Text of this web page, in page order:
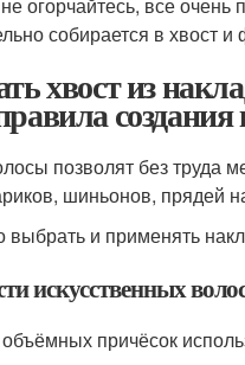
собирается в хвост
хвост из
позволят без труда
шиньонов, прядей
выбрать и применять
искусственных
причёсок